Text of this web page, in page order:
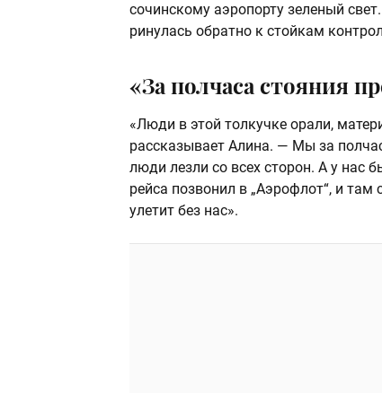
сочинскому аэропорту зеленый
ринулась обратно к стойкам
«За полчаса стояния
«Люди в этой толкучке орали,
рассказывает Алина. — Мы за
люди лезли со всех сторон. А у нас
рейса позвонил в „Аэрофлот“, и
улетит без нас».